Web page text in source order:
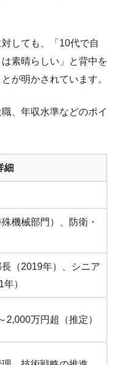
しても、「10代で自
素晴らしい」と背中を
が明かされています。
、年収水準などのポイ
細
機械部門）、防衛・
（2019年）、シニア
）
2,000万円超（推定）